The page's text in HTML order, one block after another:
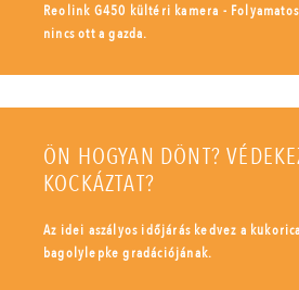
Reolink G450 kültéri kamera -
nincs ott a gazda.
ÖN HOGYAN DÖNT?
KOCKÁZTAT?
Az idei aszályos időjárás kedvez a
bagolylepke gradációjának.